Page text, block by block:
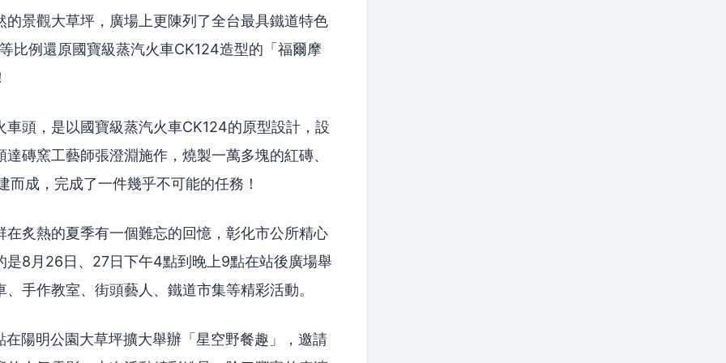
景觀大草坪，廣場上更陳列了全台最具鐵道特色
比例還原國寶級蒸汽火車CK124造型的「福爾摩
頭，是以國寶級蒸汽火車CK124的原型設計，設
磚窯工藝師張澄淵施作，燒製一萬多塊的紅磚、
成，完成了一件幾乎不可能的任務！
炙熱的夏季有一個難忘的回憶，彰化市公所精心
是8月26日、27日下午4點到晚上9點在站後廣場舉
手作教室、街頭藝人、鐵道市集等精彩活動。
陽明公園大草坪擴大舉辦「星空野餐趣」，邀請